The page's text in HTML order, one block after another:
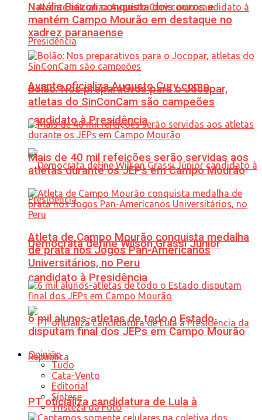
Avante oficializa Augusto Cury como
candidato à Presidência
Democrata define Wilson Grassi Júnior
candidato à Presidência
PT oficializa candidatura de Lula à
Natália Biazon conquista dois ouros e
mantém Campo Mourão em destaque no
xadrez paranaense
Bolão: Nos preparativos para o Jocopar,
atletas do SinConCam são campeões
Mais de 40 mil refeições serão servidas aos
atletas durante os JEPs em Campo Mourão
Atleta de Campo Mourão conquista medalha
de prata nos Jogos Pan-Americanos
Universitários, no Peru
6 mil alunos-atletas de todo o Estado
disputam final dos JEPs em Campo Mourão
Opinião
Tudo
Cata-Vento
Editorial
Síntese
Tristeza da Foto